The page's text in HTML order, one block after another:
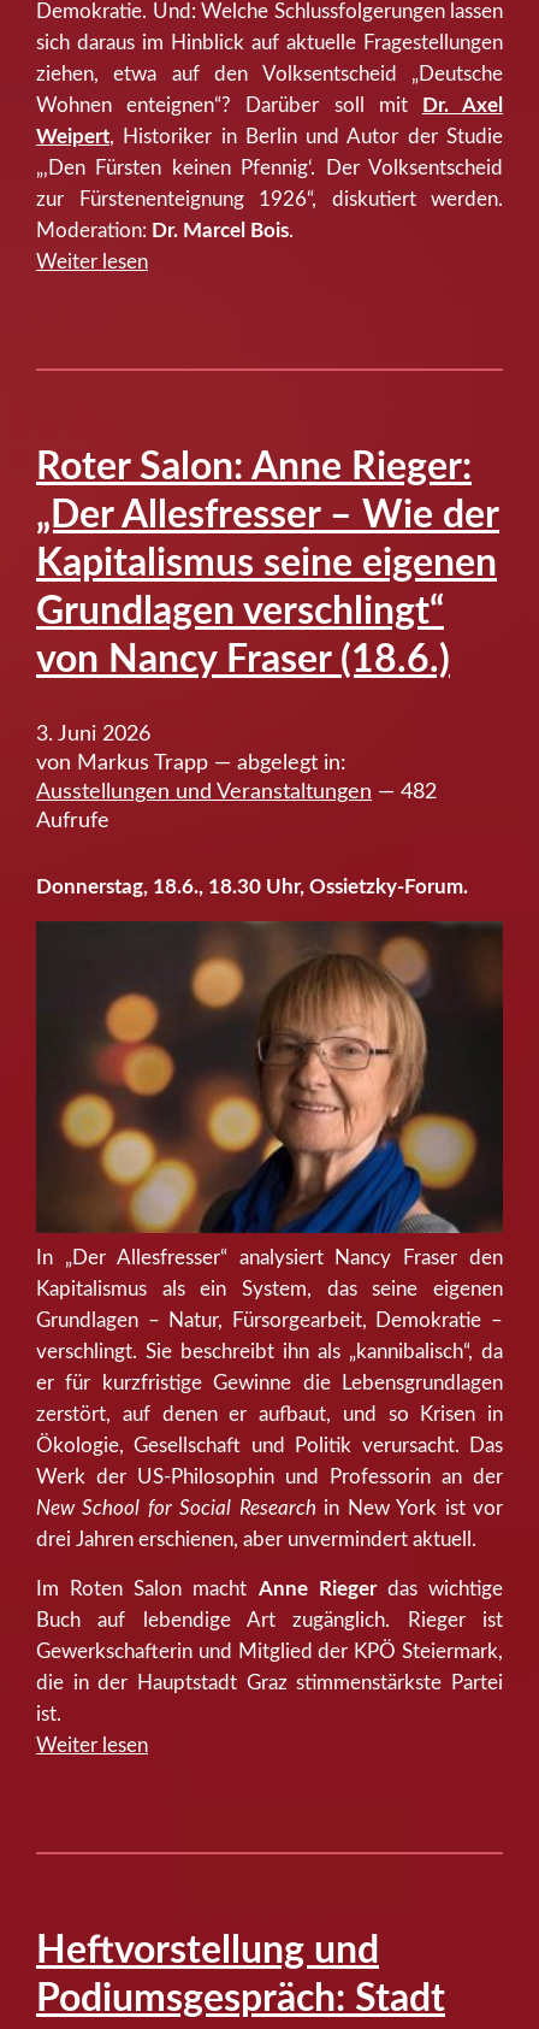
Demokratie. Und: Welche Schlussfolgerungen lassen
sich daraus im Hinblick auf aktuelle Fragestellungen
ziehen, etwa auf den Volksentscheid „Deutsche
Wohnen enteignen“? Darüber soll mit
Dr. Axel
Weipert, Historiker in Berlin und Autor der Studie
„‚Den Fürsten keinen Pfennig‘. Der Volksentscheid
zur Fürstenenteignung 1926“, diskutiert werden.
Moderation: Dr. Marcel Bois.
Weiter lesen“Vortrag
–
Linkes
Bündnis
gegen
alte
Eliten
(18.6.)”
Roter Salon: Anne Rieger:
„Der Allesfresser – Wie der
Kapitalismus seine eigenen
Grundlagen verschlingt“
von Nancy Fraser (18.6.)
3. Juni 2026
von Markus Trapp — abgelegt in:
Ausstellungen und Veranstaltungen — 482
Aufrufe
Donnerstag, 18.6., 18.30 Uhr, Ossietzky-Forum.
In „Der Allesfresser“ analysiert Nancy Fraser den
Kapitalismus als ein System, das seine eigenen
Grundlagen – Natur, Fürsorgearbeit, Demokratie –
verschlingt. Sie beschreibt ihn als „kannibalisch“, da
er für kurzfristige Gewinne die Lebensgrundlagen
zerstört, auf denen er aufbaut, und so Krisen in
Ökologie, Gesellschaft und Politik verursacht. Das
Werk der US-Philosophin und Professorin an der
New School for Social Research in New York ist vor
drei Jahren erschienen, aber unvermindert aktuell.
Im Roten Salon macht Anne Riegerdas wichtige
Buch auf lebendige Art zugänglich. Rieger ist
Gewerkschafterin und Mitglied der KPÖ Steiermark,
die in der Hauptstadt Graz stimmenstärkste Partei
ist.
Weiter lesen“Roter
Wie
der
Heftvorstellung und
Podiumsgespräch: Stadt